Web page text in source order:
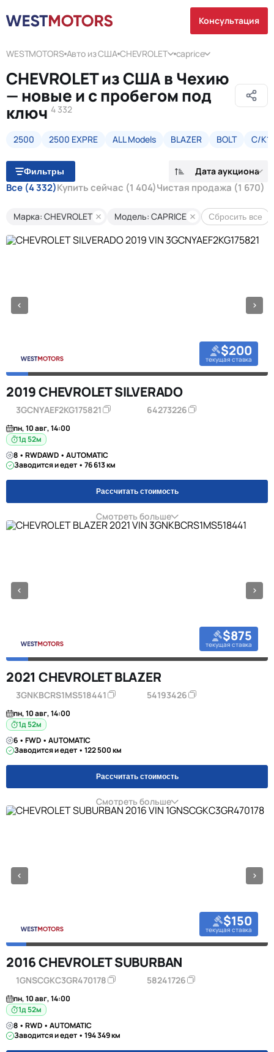
Консультация
WESTMOTORS Авто из США CHEVROLET caprice
CHEVROLET из США в Чехию
— новые и с пробегом под
ключ 4 332
2500 2500 EXPRE ALL Models BLAZER BOLT C/
Фильтры Дата аукциона
Все (4 332)Купить сейчас (1 404)Чистая продажа (1 670)
Марка: CHEVROLET Модель: CAPRICE Сбросить все
$200
текущая ставка
2019 CHEVROLET SILVERADO
3GCNYAEF2KG175821 64273226
пн, 10 авг, 14:00
1д 52м
8 • RWDAWD • AUTOMATIC
Заводится и едет • 76 613 км
Рассчитать стоимость
Смотреть больше
$875
текущая ставка
2021 CHEVROLET BLAZER
3GNKBCRS1MS518441 54193426
пн, 10 авг, 14:00
1д 52м
6 • FWD • AUTOMATIC
Заводится и едет • 122 500 км
Рассчитать стоимость
Смотреть больше
$150
текущая ставка
2016 CHEVROLET SUBURBAN
1GNSCGKC3GR470178 58241726
пн, 10 авг, 14:00
1д 52м
8 • RWD • AUTOMATIC
Заводится и едет • 194 349 км